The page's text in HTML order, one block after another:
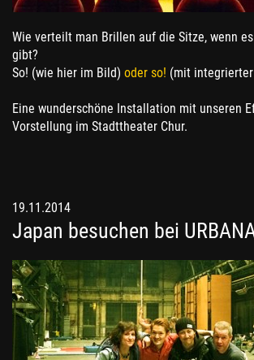
Wie verteilt man Brillen auf die Sitze, wenn
gibt?
So! (wie hier im Bild) oder so! (mit
Eine wunderschöne Installation mit unseren
Vorstellung im Stadttheater Chur.
19.11.2014
Japan besuchen bei